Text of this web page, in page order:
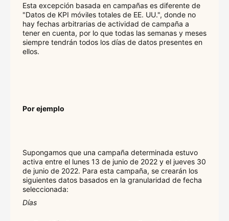
Esta excepción basada en campañas es diferente de
"Datos de KPI móviles totales de EE. UU.", donde no
hay fechas arbitrarias de actividad de campaña a
tener en cuenta, por lo que todas las semanas y meses
siempre tendrán todos los días de datos presentes en
ellos.
Por ejemplo
Supongamos que una campaña determinada estuvo
activa entre el lunes 13 de junio de 2022 y el jueves 30
de junio de 2022. Para esta campaña, se crearán los
siguientes datos basados en la granularidad de fecha
seleccionada:
Días